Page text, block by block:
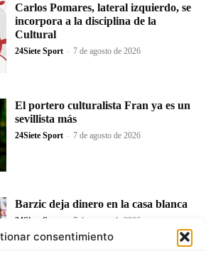
consentimiento
Carlos Pomares, lateral izquierdo, se
incorpora a la disciplina de la
Cultural
24Siete Sport - 7 de agosto de 2026
El portero culturalista Fran ya es un
sevillista más
24Siete Sport - 7 de agosto de 2026
Barzic deja dinero en la casa blanca
24Siete Sport 7 de agosto de 2026